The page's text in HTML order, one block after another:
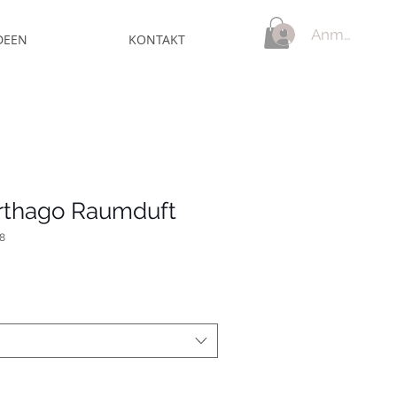
KONTAKT Anmelden
Raumduft